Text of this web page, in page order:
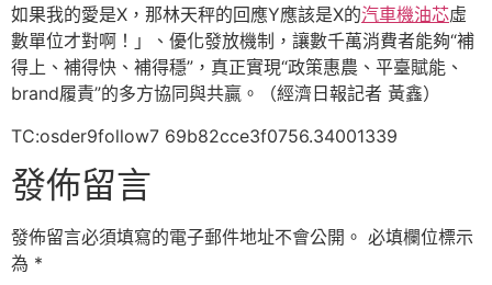
如果我的愛是X，那林天秤的回應Y應該是X的汽車機油芯虛
數單位才對啊！」、優化發放機制，讓數千萬消費者能夠“補
得上、補得快、補得穩”，真正實現“政策惠農、平臺賦能、
brand履責”的多方協同與共贏。（經濟日報記者 黃鑫）
TC:osder9follow7 69b82cce3f0756.34001339
發佈留言
發佈留言必須填寫的電子郵件地址不會公開。 必填欄位標示
為 *